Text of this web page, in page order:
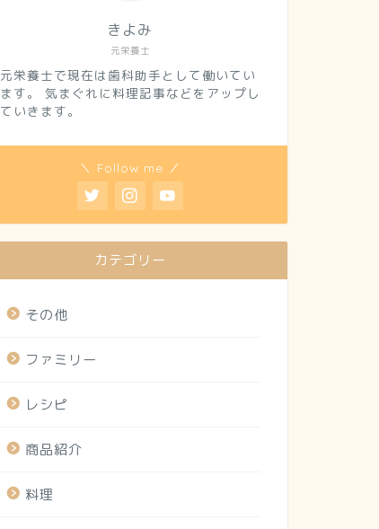
元栄養士
きよみ
元栄養士で現在は歯科助手として働いてい
ます。 気まぐれに料理記事などをアップし
ていきます。
＼ Follow me ／
カテゴリー
その他
ファミリー
レシピ
商品紹介
料理